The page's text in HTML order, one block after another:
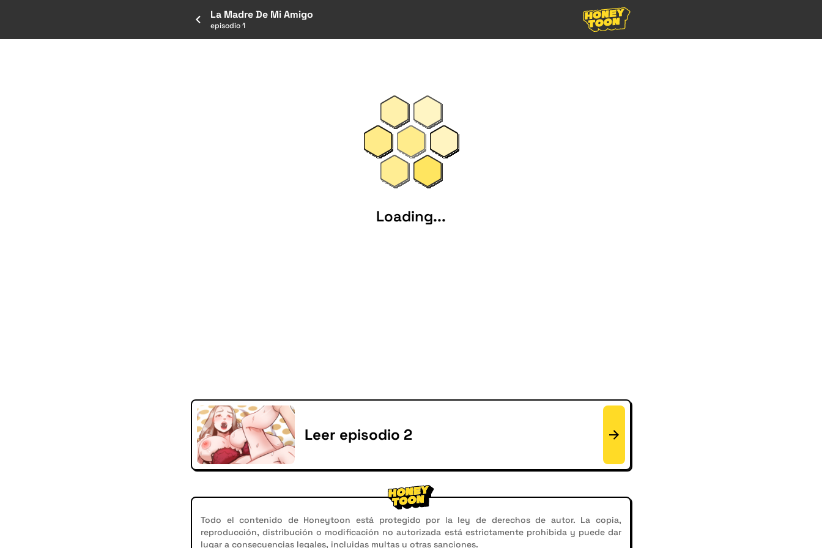
La Madre De Mi Amigo
episodio 1
Loading...
Leer episodio 2
Todo el contenido de Honeytoon está protegido por la ley de derechos de autor. La copia,
reproducción, distribución o modificación no autorizada está estrictamente prohibida y puede dar
lugar a consecuencias legales, incluidas multas u otras sanciones.